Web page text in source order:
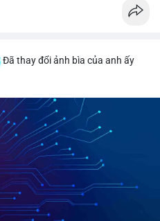
Đã thay đổi ảnh bìa của anh ấy